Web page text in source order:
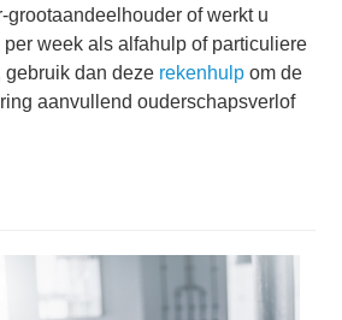
grootaandeelhouder of werkt u
week als alfahulp of particuliere
dan deze rekenhulp om de
aanvullend ouderschapsverlof